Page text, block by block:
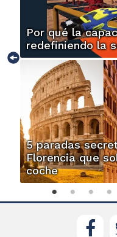
Por qué la
redefiniendo la
5 paradas
Florencia que
coche